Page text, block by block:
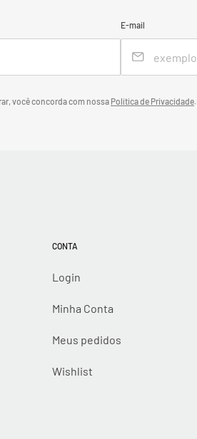
E-mail
você concorda com nossa Política de Privacidade.
CONTA
Login
Minha Conta
Meus pedidos
Wishlist